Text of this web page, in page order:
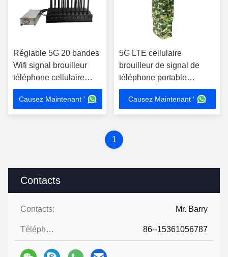
Contacts
Contacts: Mr. Barry
Téléphone: 86--15361056787
Réglable 5G 20 bandes
Wifi signal brouilleur
téléphone cellulaire
GPS UHF VHF
Causez Maintenant '
5G LTE cellulaire
brouilleur de signal de
téléphone portable
Batterie 16000 mAH
Causez Maintenant '
1